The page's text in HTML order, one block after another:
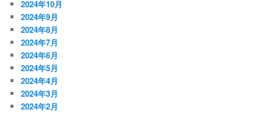
2024年10月
2024年9月
2024年8月
2024年7月
2024年6月
2024年5月
2024年4月
2024年3月
2024年2月